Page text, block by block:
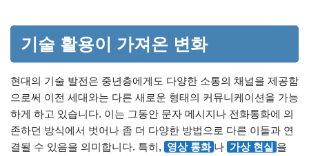
기술 활용이 가져온 변화
현대의 기술 발전은 중년층에게도 다양한 소통의 채널을 제공함
으로써 이전 세대와는 다른 새로운 형태의 커뮤니케이션을 가능
하게 하고 있습니다. 이는 그동안 문자 메시지나 전화통화에 의
존하던 방식에서 벗어나 좀 더 다양한 방법으로 다른 이들과 연
결될 수 있음을 의미합니다. 특히, 영상 통화 나 가상 현실 을